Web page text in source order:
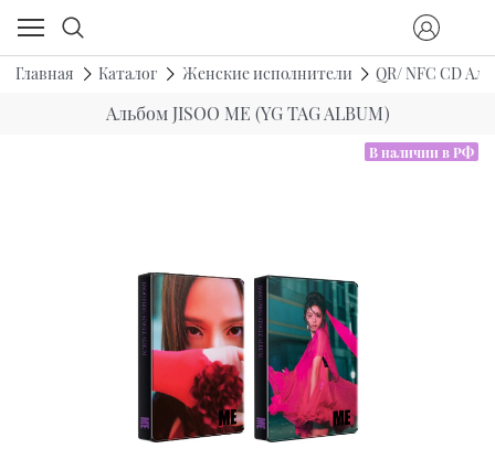
Главная Каталог Женские исполнители QR/ NFC CD
Альбом JISOO ME (YG TAG ALBUM)
В наличии в РФ